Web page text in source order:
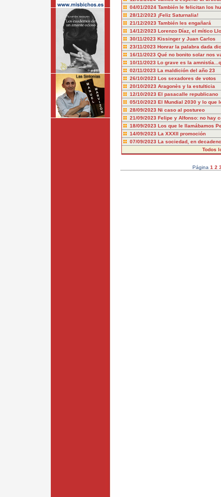
04/01/2024 También le felicitan los
28/12/2023 ¡Feliz Saturnalia!
21/12/2023 También les engañará
14/12/2023 Lorenzo Díaz, el mítico
30/11/2023 Kissinger y Juan Carlos
23/11/2023 Honrar la palabra dada
16/11/2023 Qué no bonito solar nos
10/11/2023 Lo grave es la
02/11/2023 La maldición del año 23
26/10/2023 Los sexadores de votos
20/10/2023 Aragonès y la estulticia
12/10/2023 El pasacalle republicano
05/10/2023 El Mundial 2030 y lo que
28/09/2023 Ni caso al postureo
21/09/2023 Felipe y Alfonso: no hay
18/09/2023 Los que le llamábamos
14/09/2023 La XXXII promoción
07/09/2023 La sociedad, en
Todos
Página 1 2